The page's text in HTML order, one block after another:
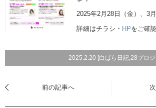
2025年2月28日（金）、3月
詳細はチラシ・ HPをご確
2025.2.20 [白ばら日記,28プロジ
前の記事へ